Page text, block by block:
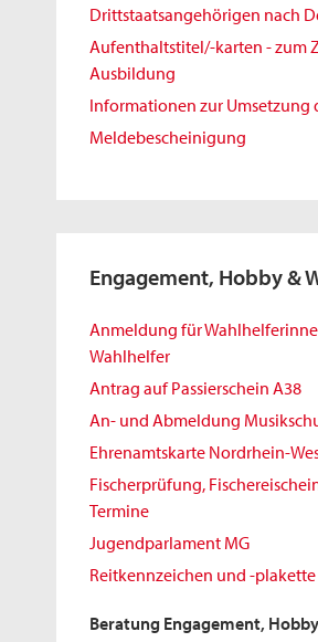
Drittstaatsangehörigen nach
Aufenthaltstitel/-karten - zum
Ausbildung
Informationen zur Umsetzung
Meldebescheinigung
Engagement, Hobby &
Anmeldung für
Wahlhelfer
Antrag auf Passierschein A38
An- und Abmeldung
Ehrenamtskarte Nordrhein-
Fischerprüfung,
Termine
Jugendparlament MG
Reitkennzeichen und -plakette
Beratung Engagement,